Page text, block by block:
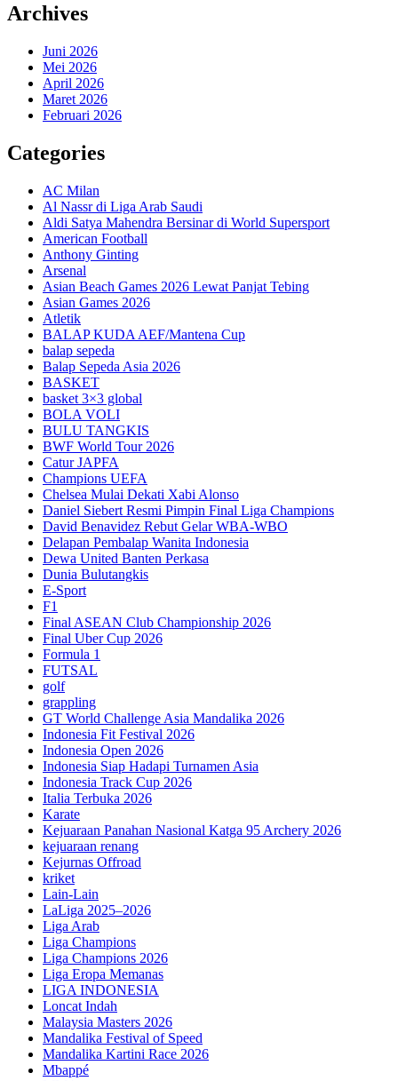
Archives
Juni 2026
Mei 2026
April 2026
Maret 2026
Februari 2026
Categories
AC Milan
Al Nassr di Liga Arab Saudi
Aldi Satya Mahendra Bersinar di World Supersport
American Football
Anthony Ginting
Arsenal
Asian Beach Games 2026 Lewat Panjat Tebing
Asian Games 2026
Atletik
BALAP KUDA AEF/Mantena Cup
balap sepeda
Balap Sepeda Asia 2026
BASKET
basket 3×3 global
BOLA VOLI
BULU TANGKIS
BWF World Tour 2026
Catur JAPFA
Champions UEFA
Chelsea Mulai Dekati Xabi Alonso
Daniel Siebert Resmi Pimpin Final Liga Champions
David Benavidez Rebut Gelar WBA-WBO
Delapan Pembalap Wanita Indonesia
Dewa United Banten Perkasa
Dunia Bulutangkis
E-Sport
F1
Final ASEAN Club Championship 2026
Final Uber Cup 2026
Formula 1
FUTSAL
golf
grappling
GT World Challenge Asia Mandalika 2026
Indonesia Fit Festival 2026
Indonesia Open 2026
Indonesia Siap Hadapi Turnamen Asia
Indonesia Track Cup 2026
Italia Terbuka 2026
Karate
Kejuaraan Panahan Nasional Katga 95 Archery 2026
kejuaraan renang
Kejurnas Offroad
kriket
Lain-Lain
LaLiga 2025–2026
Liga Arab
Liga Champions
Liga Champions 2026
Liga Eropa Memanas
LIGA INDONESIA
Loncat Indah
Malaysia Masters 2026
Mandalika Festival of Speed
Mandalika Kartini Race 2026
Mbappé